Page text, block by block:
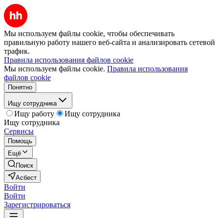
Мы используем файлы cookie, чтобы обеспечивать
правильную работу нашего веб-сайта и анализировать сетевой
трафик.
Правила использования файлов cookie
Мы используем файлы cookie. Правила использования
файлов cookie
Понятно
Ищу сотрудника
Ищу работу
Ищу сотрудника
Ищу сотрудника
Сервисы
Помощь
Ещё
Поиск
Асбест
Войти
Войти
Зарегистрироваться